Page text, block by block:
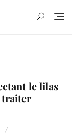
le lilas
traiter